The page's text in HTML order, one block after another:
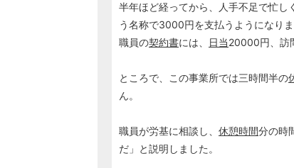
半年ほど経ってから、人手不足で忙し
う名称で3000円を支払うようになりま
職員の契約書には、 日当20000円、訪
ところで、この事業所では三時間半の
ん。
職員が労基に相談し、 休憩時間分の時
だ」と説明しました。